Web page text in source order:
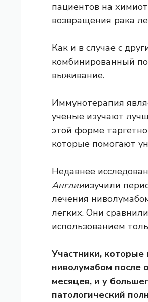
пациентов на
возвращения рака
Как и в случае с
комбинированный
выживание.
Иммунотерапия
ученые изучают
этой форме
которые помогают
Недавнее
Англииизучили
лечения
легких. Они
использованием
Участники,
ниволумабом после
месяцев, и у
патологический